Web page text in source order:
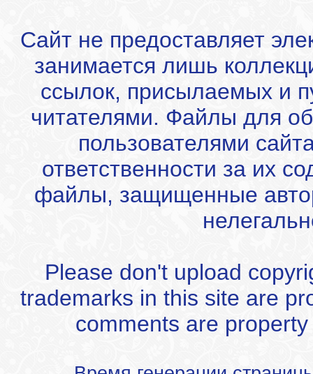
Сайт не предоставляет
занимается лишь
ссылок, присылаемых и
читателями. Файлы для
пользователями
ответственности за их
файлы, защищенные
Please don't upload
trademarks in this site are
comments are